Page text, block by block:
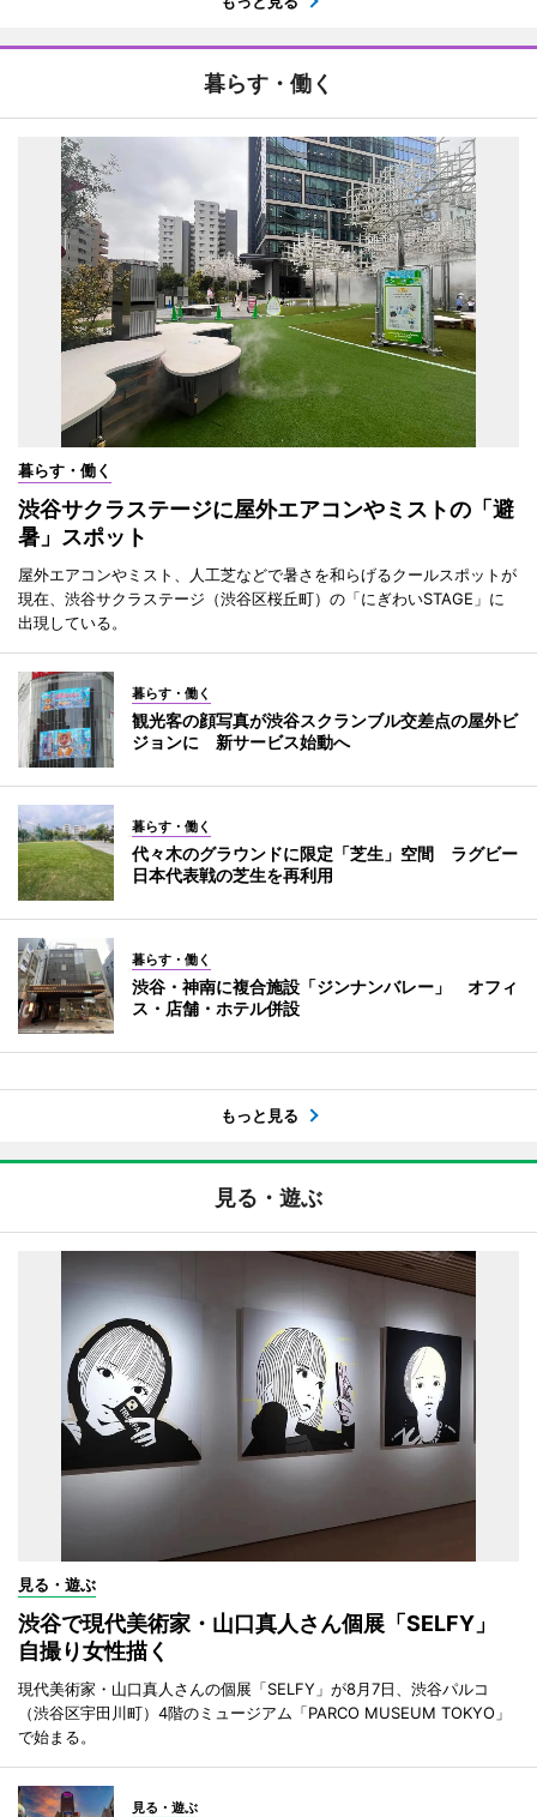
暮らす・働く
暮らす・働く
渋谷サクラステージに屋外エアコンやミストの「避
暑」スポット
屋外エアコンやミスト、人工芝などで暑さを和らげるクールスポットが
現在、渋谷サクラステージ（渋谷区桜丘町）の「にぎわいSTAGE」に
出現している。
暮らす・働く
観光客の顔写真が渋谷スクランブル交差点の屋外ビ
ジョンに 新サービス始動へ
暮らす・働く
代々木のグラウンドに限定「芝生」空間 ラグビー
日本代表戦の芝生を再利用
暮らす・働く
渋谷・神南に複合施設「ジンナンバレー」 オフィ
ス・店舗・ホテル併設
もっと見る
見る・遊ぶ
見る・遊ぶ
渋谷で現代美術家・山口真人さん個展「SELFY」
自撮り女性描く
現代美術家・山口真人さんの個展「SELFY」が8月7日、渋谷パルコ
（渋谷区宇田川町）4階のミュージアム「PARCO MUSEUM TOKYO」
で始まる。
見る・遊ぶ